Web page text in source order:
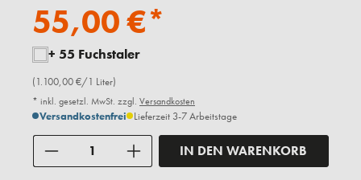
55,00 €*
+ 55 Fuchstaler
(1.100,00 €/1 Liter)
* inkl. gesetzl. MwSt. zzgl. Versandkosten
Versandkostenfrei Lieferzeit 3-7 Arbeitstage
IN DEN WARENKORB